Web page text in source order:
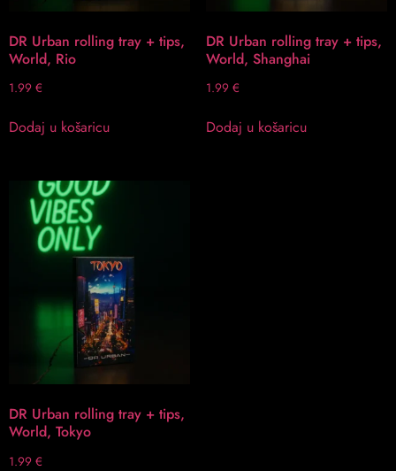
DR Urban rolling tray + tips,
World, Rio
1.99 €
Dodaj u košaricu
DR Urban rolling tray + tips,
World, Shanghai
1.99 €
Dodaj u košaricu
DR Urban rolling tray + tips,
World, Tokyo
1.99 €